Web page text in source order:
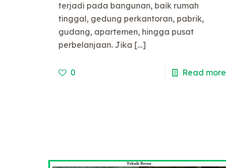
terjadi pada bangunan, baik rumah
tinggal, gedung perkantoran, pabrik,
gudang, apartemen, hingga pusat
perbelanjaan. Jika […]
0 Read more